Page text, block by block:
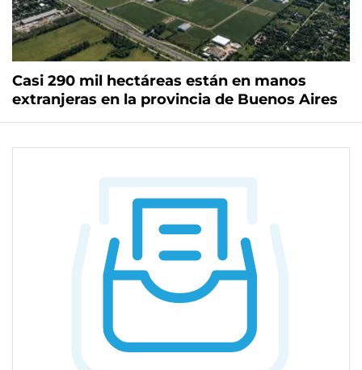
Casi 290 mil hectáreas están en manos
extranjeras en la provincia de Buenos Aires